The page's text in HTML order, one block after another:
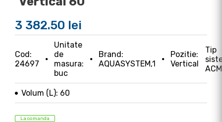
3 382.50 lei
Cod:
24697
Unitate
de
masura:
buc
Brand:
AQUASYSTEM,1
Pozitie:
Vertical
Tip
ACM
Volum (L): 60
La comanda